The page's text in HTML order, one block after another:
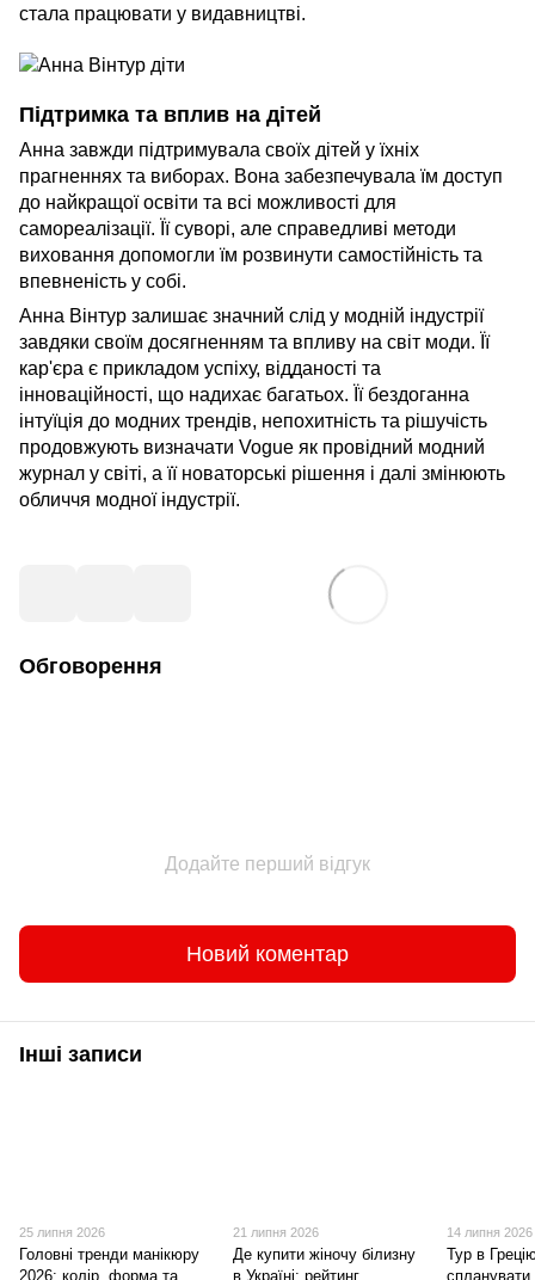
стала працювати у видавництві.
Підтримка та вплив на дітей
Анна завжди підтримувала своїх дітей у їхніх
прагненнях та виборах. Вона забезпечувала їм доступ
до найкращої освіти та всі можливості для
самореалізації. Її суворі, але справедливі методи
виховання допомогли їм розвинути самостійність та
впевненість у собі.
Анна Вінтур залишає значний слід у модній індустрії
завдяки своїм досягненням та впливу на світ моди. Її
кар'єра є прикладом успіху, відданості та
інноваційності, що надихає багатьох. Її бездоганна
інтуїція до модних трендів, непохитність та рішучість
продовжують визначати Vogue як провідний модний
журнал у світі, а її новаторські рішення і далі змінюють
обличчя модної індустрії.
Обговорення
Додайте перший відгук
Новий коментар
Інші записи
25 липня 2026
Головні тренди манікюру
2026: колір, форма та
21 липня 2026
Де купити жіночу білизну
в Україні: рейтинг
14 липня 2026
Тур в
спланувати